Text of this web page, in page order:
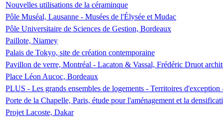
Nouvelles utilisations de la céraminque
Pôle Muséal, Lausanne - Musées de l'Élysée et Mudac
Pôle Universitaire de Sciences de Gestion, Bordeaux
Paillote, Niamey
Palais de Tokyo, site de création contemporaine
Pavillon de verre, Montréal - Lacaton & Vassal, Frédéric Druot
Place Léon Aucoc, Bordeaux
PLUS - Les grands ensembles de logements - Territoires
Porte de la Chapelle, Paris, étude pour l'aménagement et la
Projet Lacoste, Dakar